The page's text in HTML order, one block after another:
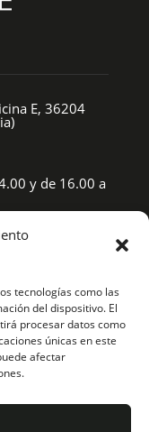
tecnologías como las
del dispositivo. El
procesar datos como
únicas en este
afectar
E, 36204
y de 16.00 a